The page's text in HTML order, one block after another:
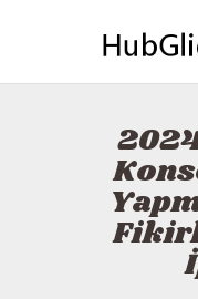
ANA
İLETIŞIM
POLITIKA